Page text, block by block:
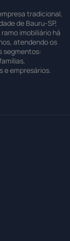
tradicional,
de Bauru-SP,
imobiliário há
atendendo os
segmentos:
e empresários.